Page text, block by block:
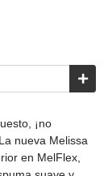
¡no
nueva Melissa
en MelFlex,